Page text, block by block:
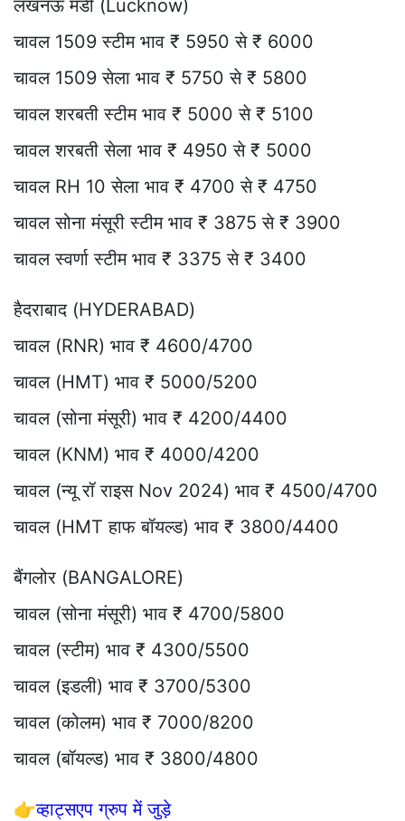
लखनऊ मंडी (Lucknow)
चावल 1509 स्टीम भाव ₹ 5950 से ₹ 6000
चावल 1509 सेला भाव ₹ 5750 से ₹ 5800
चावल शरबती स्टीम भाव ₹ 5000 से ₹ 5100
चावल शरबती सेला भाव ₹ 4950 से ₹ 5000
चावल RH 10 सेला भाव ₹ 4700 से ₹ 4750
चावल सोना मंसूरी स्टीम भाव ₹ 3875 से ₹ 3900
चावल स्वर्णा स्टीम भाव ₹ 3375 से ₹ 3400
हैदराबाद (HYDERABAD)
चावल (RNR) भाव ₹ 4600/4700
चावल (HMT) भाव ₹ 5000/5200
चावल (सोना मंसूरी) भाव ₹ 4200/4400
चावल (KNM) भाव ₹ 4000/4200
चावल (न्यू रॉ राइस Nov 2024) भाव ₹ 4500/4700
चावल (HMT हाफ बॉयल्ड) भाव ₹ 3800/4400
बैंगलोर (BANGALORE)
चावल (सोना मंसूरी) भाव ₹ 4700/5800
चावल (स्टीम) भाव ₹ 4300/5500
चावल (इडली) भाव ₹ 3700/5300
चावल (कोलम) भाव ₹ 7000/8200
चावल (बॉयल्ड) भाव ₹ 3800/4800
👉व्हाट्सएप ग्रुप में जुड़े